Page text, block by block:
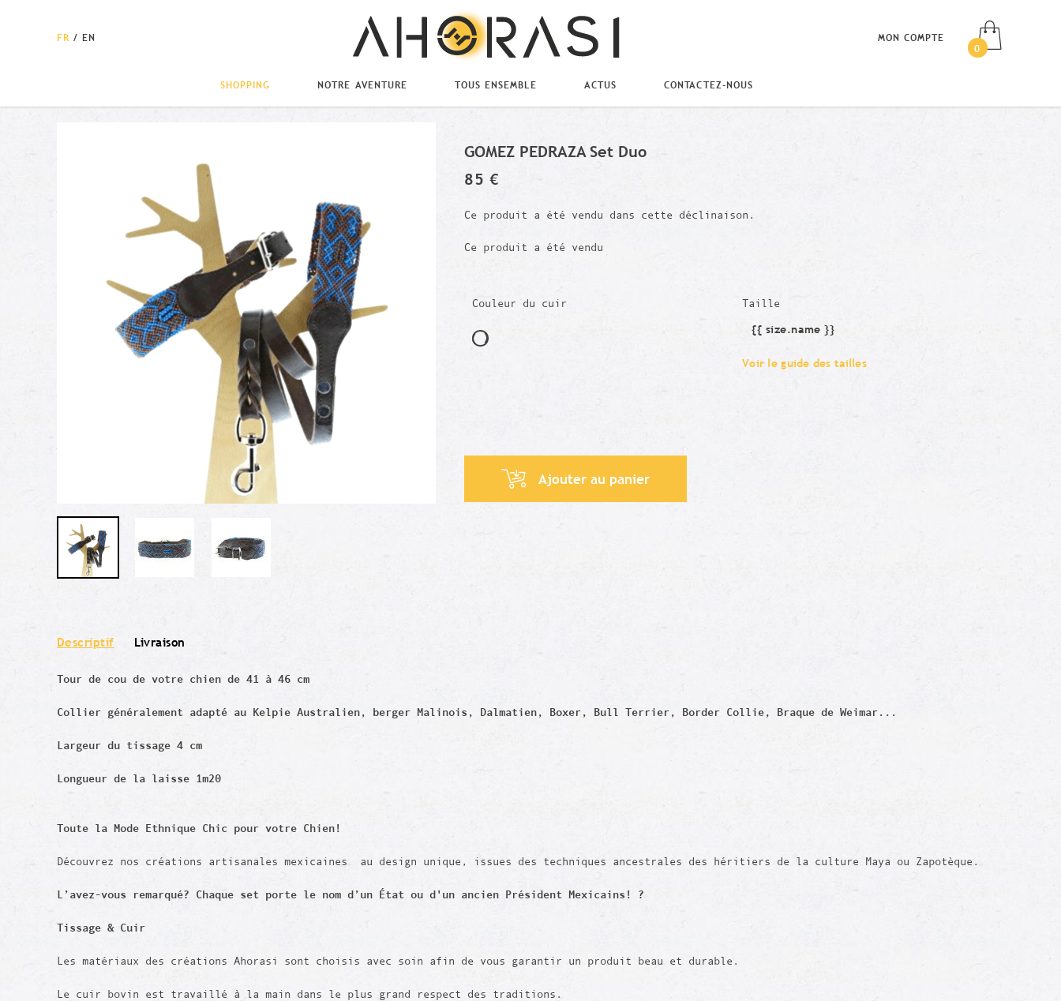
FR /EN
SHOPPING NOTRE AVENTURE TOUS ENSEMBLE ACTUS CONTACTEZ-NOUS
MON COMPTE
0
GOMEZ PEDRAZA Set Duo
85 €
Ce produit a été vendu dans cette déclinaison.
Ce produit a été vendu
Couleur du cuir Taille
Taille
{{ size.name }}
Voir le guide des tailles
Ajouter au panier
Descriptif Livraison
Tour de cou de votre chien de 41 à 46 cm
Collier généralement adapté au Kelpie Australien, berger Malinois, Dalmatien, Boxer, Bull Terrier, Border Collie, Braque de Weimar...
Largeur du tissage 4 cm
Longueur de la laisse 1m20
Toute la Mode Ethnique Chic pour votre Chien!
Découvrez nos créations artisanales mexicaines au design unique, issues des techniques ancestrales des héritiers de la culture Maya ou Zapotèque.
L’avez-vous remarqué? Chaque set porte le nom d’un État ou d'un ancien Président Mexicains! ?
Tissage & Cuir
Les matériaux des créations Ahorasi sont choisis avec soin afin de vous garantir un produit beau et durable.
Le cuir bovin est travaillé à la main dans le plus grand respect des traditions.